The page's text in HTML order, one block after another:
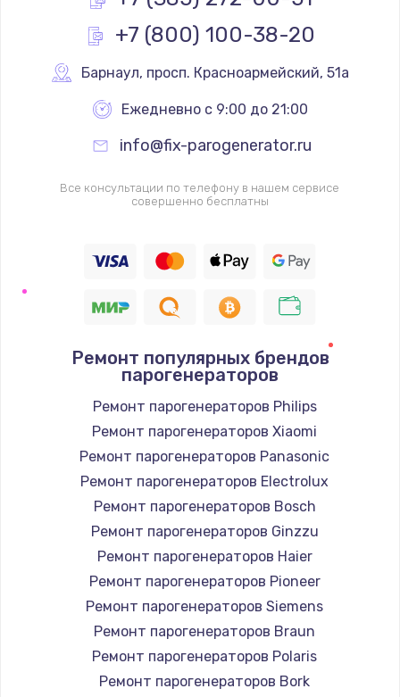
+7 (800) 100-38-20
Барнаул, просп. Красноармейский, 51а
Ежедневно с 9:00 до 21:00
info@fix-parogenerator.ru
Все консультации по телефону в нашем сервисе
совершенно бесплатны
Ремонт популярных брендов
парогенераторов
Ремонт парогенераторов Philips
Ремонт парогенераторов Xiaomi
Ремонт парогенераторов Panasonic
Ремонт парогенераторов Electrolux
Ремонт парогенераторов Bosch
Ремонт парогенераторов Ginzzu
Ремонт парогенераторов Haier
Ремонт парогенераторов Pioneer
Ремонт парогенераторов Siemens
Ремонт парогенераторов Braun
Ремонт парогенераторов Polaris
Ремонт парогенераторов Bork